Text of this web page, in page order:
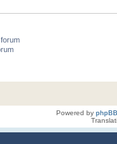
Powered by phpBB